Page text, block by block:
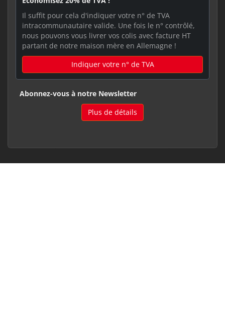
Il suffit pour cela d'indiquer votre n° de TVA
intracommunautaire valide. Une fois le n° contrôlé,
nous pouvons vous livrer vos colis avec facture HT
partant de notre maison mère en Allemagne !
Indiquer votre n° de TVA
Abonnez-vous à notre Newsletter
Plus de détails